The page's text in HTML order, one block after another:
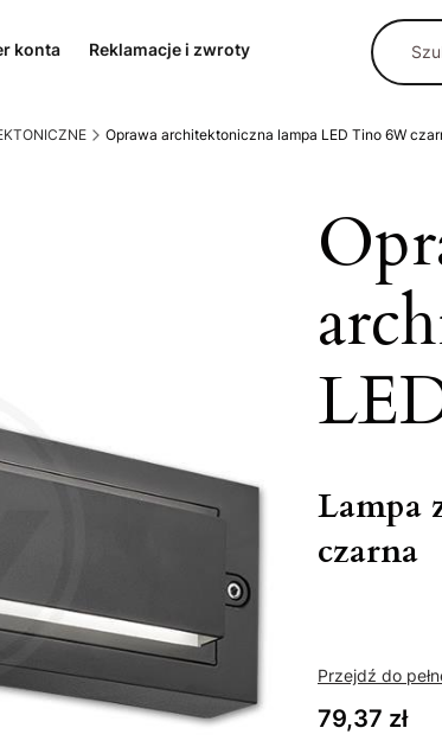
konta Reklamacje i zwroty
Oprawa architektoniczna lampa LED Tino 6W
Lampa
czarna
Przejdź do
Cena
79,37 zł